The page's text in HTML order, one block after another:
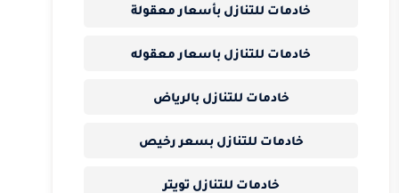
خادمات للتنازل بأسعار معقولة
خادمات للتنازل باسعار معقوله
خادمات للتنازل بالرياض
خادمات للتنازل بسعر رخيص
خادمات للتنازل تويتر